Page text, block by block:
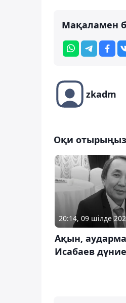
Мақаламен
zkadm
Оқи отырыңыз
20:14, 09 шілде
Ақын,
Исабаев